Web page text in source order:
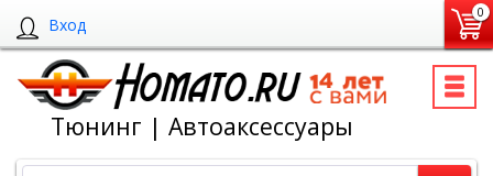
Вход
0
Тюнинг | Автоаксессуары